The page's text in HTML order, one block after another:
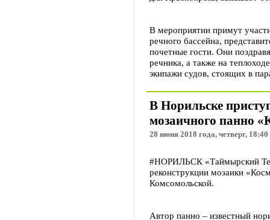
В мероприятии примут
речного бассейна,
почетные гости. Они
речника, а также на
экипажи судов, стоящих в
В Норильске
мозаичного панно
28 июня 2018 года, четверг, 18:40
#НОРИЛЬСК «Таймырский
реконструкции мозаики
Комсомольской.
Автор панно – известный